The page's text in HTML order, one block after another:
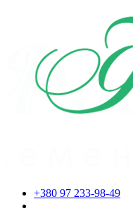
+380 97 233-98-49